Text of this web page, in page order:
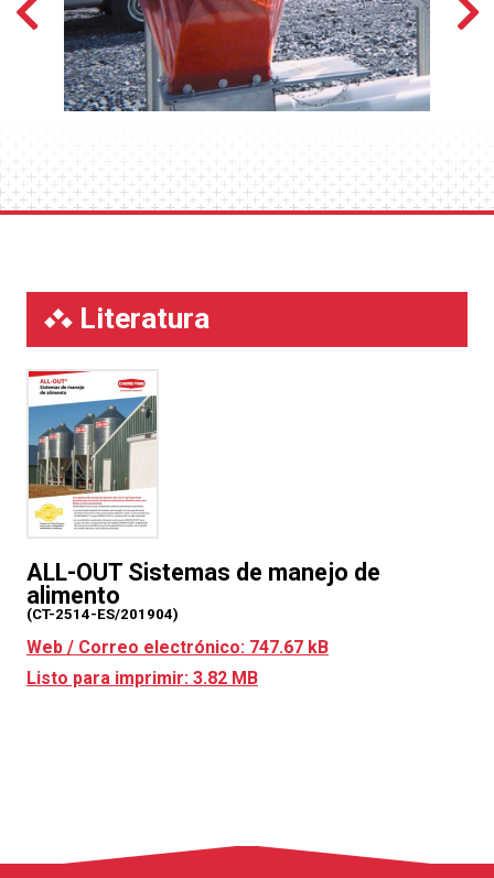
de 30 grados.
Ambas transiciones se adaptarán a la mayoría de
los comederos existentes con aberturas de tolva
de 16 pulgadas (406 mm) de diámetro.
Literatura
ALL-OUT Sistemas de manejo de
alimento
(CT-2514-ES/201904)
Web / Correo electrónico: 747.67 kB
Listo para imprimir: 3.82 MB